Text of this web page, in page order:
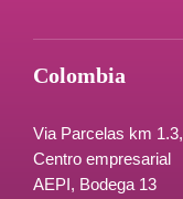
Colombia
Via Parcelas km 1.3,
Centro empresarial
AEPI, Bodega 13